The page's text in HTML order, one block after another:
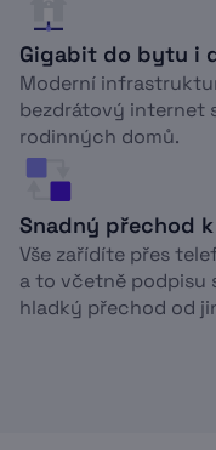
Gigabit do bytu i
Moderní
bezdrátový internet
rodinných domů.
Snadný přechod k
Vše zařídíte přes
a to včetně podpisu
hladký přechod od